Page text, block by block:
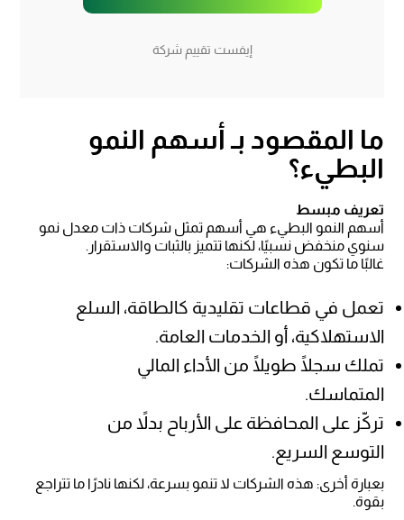
إيفست تقييم شركة
ما المقصود بـ أسهم النمو
البطيء؟
تعريف مبسط
أسهم النمو البطيء هي أسهم تمثل شركات ذات معدل نمو
سنوي منخفض نسبيًا، لكنها تتميز بالثبات والاستقرار.
غالبًا ما تكون هذه الشركات:
تعمل في قطاعات تقليدية كالطاقة، السلع
الاستهلاكية، أو الخدمات العامة.
تملك سجلًا طويلًا من الأداء المالي
المتماسك.
تركّز على المحافظة على الأرباح بدلاً من
التوسع السريع.
بعبارة أخرى: هذه الشركات لا تنمو بسرعة، لكنها نادرًا ما تتراجع
بقوة.